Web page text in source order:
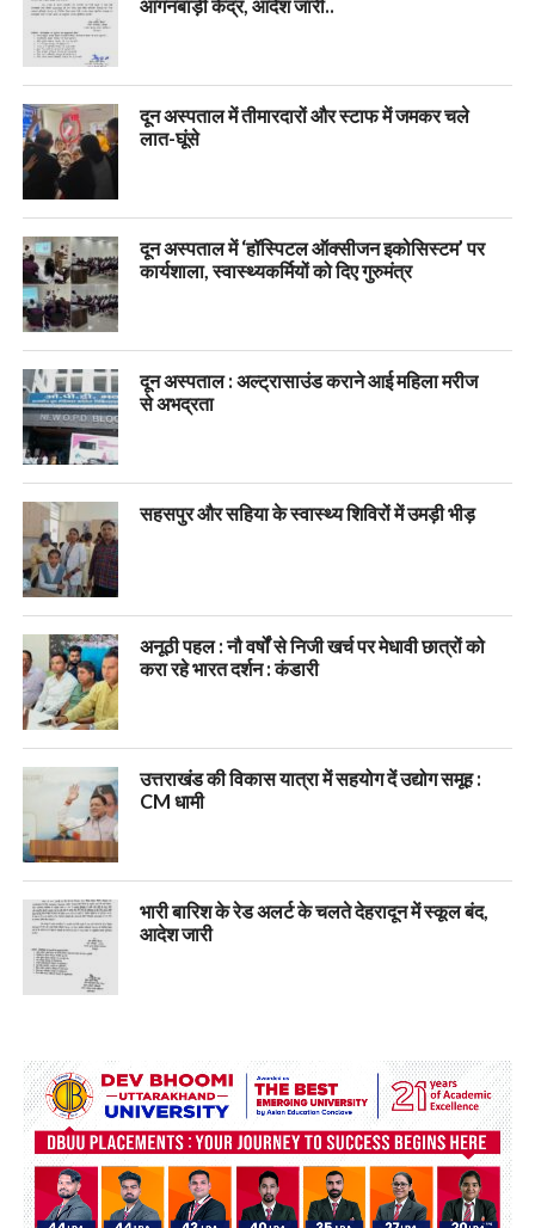
आंगनबाड़ी केंद्र, आदेश जारी..
दून अस्पताल में तीमारदारों और स्टाफ में जमकर चले
लात-घूंसे
दून अस्पताल में ‘हॉस्पिटल ऑक्सीजन इकोसिस्टम’ पर
कार्यशाला, स्वास्थ्यकर्मियों को दिए गुरुमंत्र
दून अस्पताल : अल्ट्रासाउंड कराने आई महिला मरीज
से अभद्रता
सहसपुर और सहिया के स्वास्थ्य शिविरों में उमड़ी भीड़
अनूठी पहल : नौ वर्षों से निजी खर्च पर मेधावी छात्रों को
करा रहे भारत दर्शन : कंडारी
उत्तराखंड की विकास यात्रा में सहयोग दें उद्योग समूह :
CM धामी
भारी बारिश के रेड अलर्ट के चलते देहरादून में स्कूल बंद,
आदेश जारी